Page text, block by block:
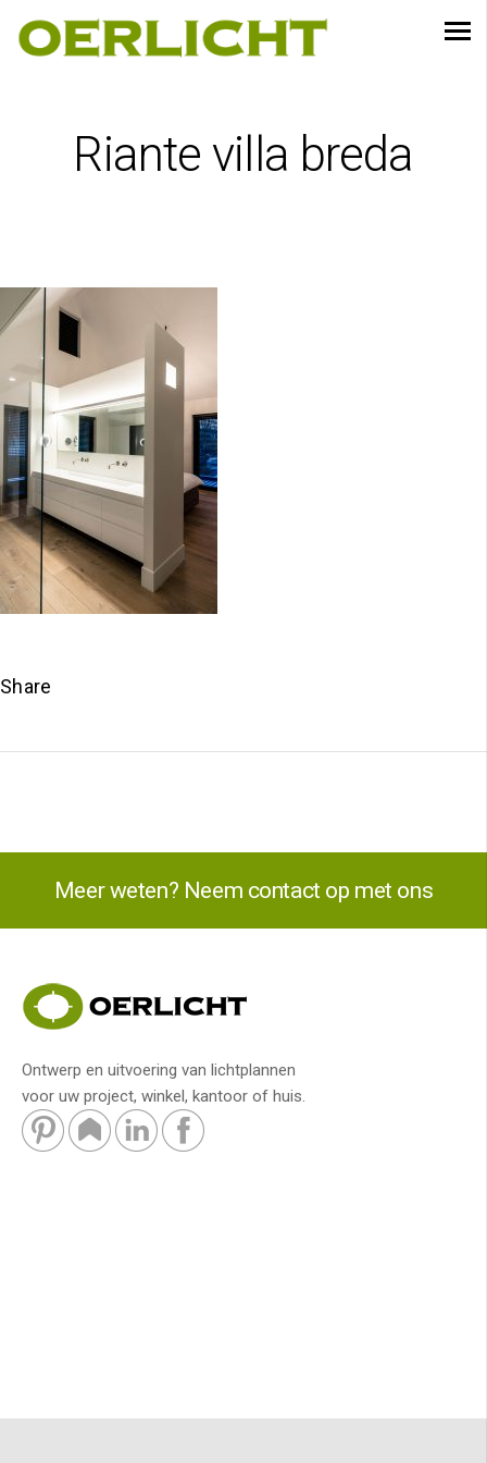
Riante villa breda
Share
Meer weten? Neem contact op met ons
Ontwerp en uitvoering van lichtplannen
voor uw project, winkel, kantoor of huis.